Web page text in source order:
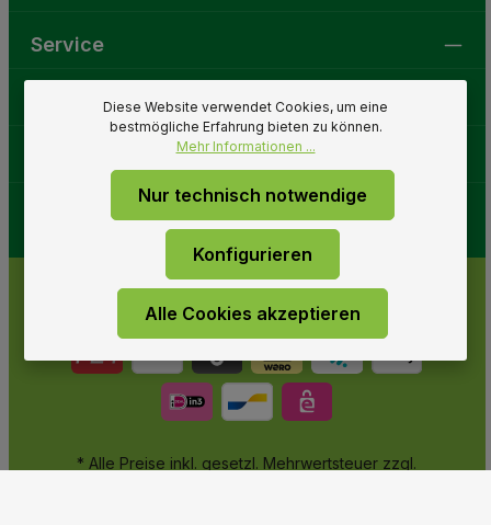
Service
Gartenwelt
* Alle Preise inkl. gesetzl. Mehrwertsteuer zzgl.
Diese Website verwendet Cookies, um eine
bestmögliche Erfahrung bieten zu können.
Mehr Informationen ...
Nur technisch notwendige
Konfigurieren
Alle Cookies akzeptieren